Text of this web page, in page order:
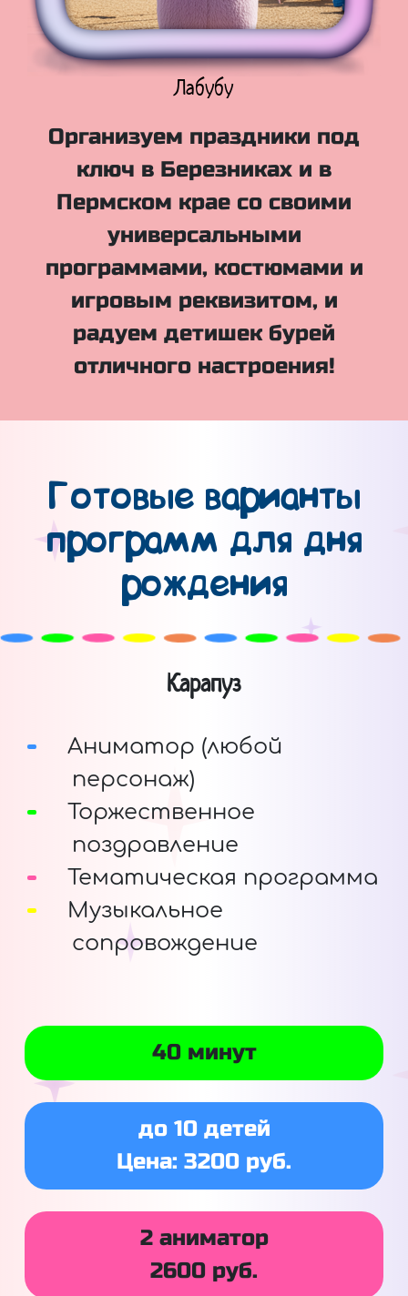
Куклы Лол
Организуем праздники под
ключ в Березниках и в
Пермском крае со своими
универсальными
программами, костюмами и
игровым реквизитом, и
радуем детишек бурей
отличного настроения!
Готовые варианты
программ для дня
рождения
Карапуз
Аниматор (любой
персонаж)
Торжественное
поздравление
Тематическая программа
Музыкальное
сопровождение
40 минут
до 10 детей
Цена: 3200 руб.
2 аниматор
2600 руб.